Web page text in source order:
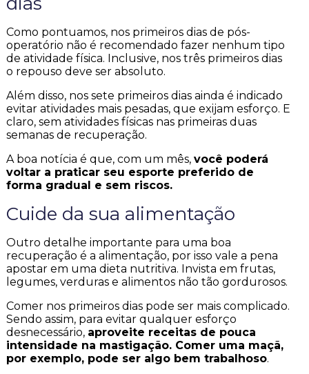
Como pontuamos, nos primeiros dias de pós-
operatório não é recomendado fazer nenhum tipo
de atividade física. Inclusive, nos três primeiros dias
o repouso deve ser absoluto.
Além disso, nos sete primeiros dias ainda é indicado
evitar atividades mais pesadas, que exijam esforço. E
claro, sem atividades físicas nas primeiras duas
semanas de recuperação.
A boa notícia é que, com um mês, você poderá
voltar a praticar seu esporte preferido de
forma gradual e sem riscos.
Cuide da sua alimentação
Outro detalhe importante para uma boa
recuperação é a alimentação, por isso vale a pena
apostar em uma dieta nutritiva. Invista em frutas,
legumes, verduras e alimentos não tão gordurosos.
Comer nos primeiros dias pode ser mais complicado.
Sendo assim, para evitar qualquer esforço
desnecessário, aproveite receitas de pouca
intensidade na mastigação. Comer uma maçã,
por exemplo, pode ser algo bem trabalhoso.